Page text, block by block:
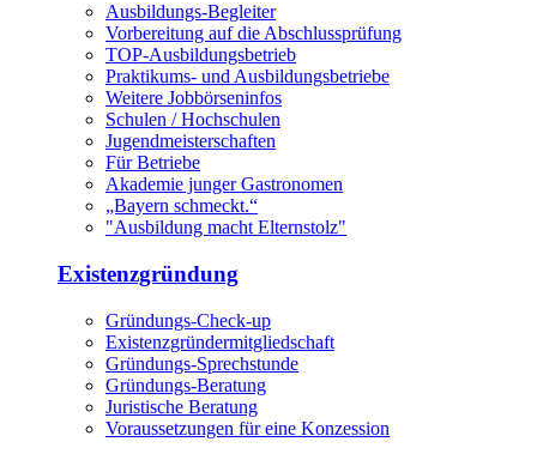
Ausbildungs-Begleiter
Vorbereitung auf die Abschlussprüfung
TOP-Ausbildungsbetrieb
Praktikums- und Ausbildungsbetriebe
Weitere Jobbörseninfos
Schulen / Hochschulen
Jugendmeisterschaften
Für Betriebe
Akademie junger Gastronomen
„Bayern schmeckt.“
"Ausbildung macht Elternstolz"
Existenzgründung
Gründungs-Check-up
Existenzgründermitgliedschaft
Gründungs-Sprechstunde
Gründungs-Beratung
Juristische Beratung
Voraussetzungen für eine Konzession